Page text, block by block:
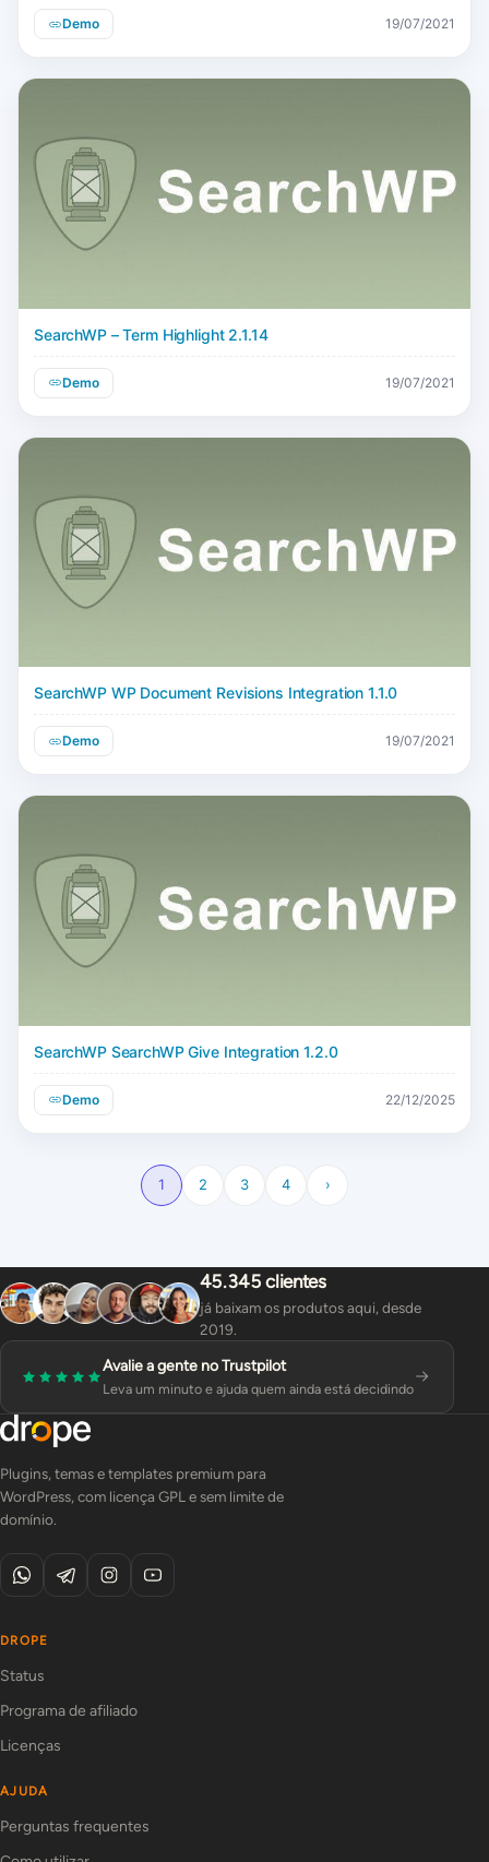
Demo 19/07/2021
SearchWP – Term Highlight 2.1.14
Demo 19/07/2021
SearchWP WP Document Revisions Integration 1.1.0
Demo 19/07/2021
SearchWP SearchWP Give Integration 1.2.0
Demo 22/12/2025
1 2 3 4 ›
45.345 clientes
já baixam os produtos aqui, desde
2019.
Avalie a gente no Trustpilot
Leva um minuto e ajuda quem ainda está decidindo
Plugins, temas e templates premium para
WordPress, com licença GPL e sem limite de
domínio.
DROPE
Status
Programa de afiliado
Licenças
AJUDA
Perguntas frequentes